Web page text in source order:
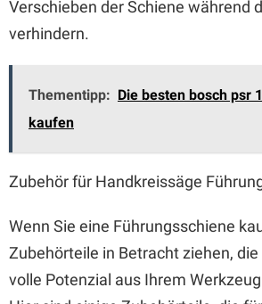
Verschieben der Schiene während
verhindern.
Thementipp: Die besten bosch psr
kaufen
Zubehör für Handkreissäge
Wenn Sie eine Führungsschiene
Zubehörteile in Betracht ziehen,
volle Potenzial aus Ihrem